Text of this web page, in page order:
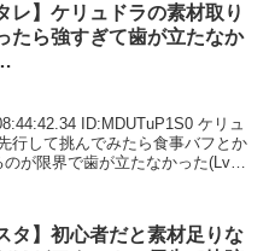
レ】ケリュドラの素材取り
たら強すぎて歯が立たなか
ID:MDUTuP1S0 ケリュ
行して挑んでみたら食事バフとか
が限界で歯が立たなかった(Lv82
タ】初心者だと素材足りな